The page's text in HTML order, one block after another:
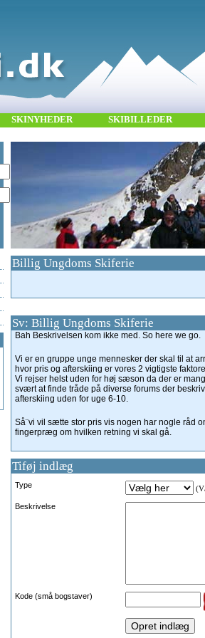
SKINYHEDER SKIBILLEDER
Billig Ungdoms Skiferie
Sv: Billig Ungdoms Skiferie
Bah Beskrivelsen kom ikke med. So here we go.
Vi er en gruppe unge mennesker der skal til at
hvor pris og afterskiing er vores 2 vigtigste
Vi rejser helst uden for høj sæson da der er
svært at finde tråde på diverse forums der
afterskiing uden for uge 6-10.
Så¨vi vil sætte stor pris vis nogen har nogle råd
fingerpræg om hvilken retning vi skal gå.
Tiføj indlæg
Type
Beskrivelse
Kode (små bogstaver)